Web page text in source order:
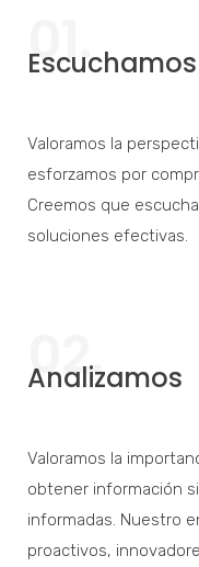
01.
Valoramos la
esforzamos por
Creemos que
02.
Valoramos la
obtener información
informadas. Nuestro